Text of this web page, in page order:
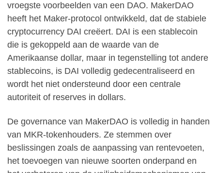
vroegste voorbeelden van een DAO. MakerDAO
heeft het Maker-protocol ontwikkeld, dat de stabiele
cryptocurrency DAI creëert. DAI is een stablecoin
die is gekoppeld aan de waarde van de
Amerikaanse dollar, maar in tegenstelling tot andere
stablecoins, is DAI volledig gedecentraliseerd en
wordt het niet ondersteund door een centrale
autoriteit of reserves in dollars.
De governance van MakerDAO is volledig in handen
van MKR-tokenhouders. Ze stemmen over
beslissingen zoals de aanpassing van rentevoeten,
het toevoegen van nieuwe soorten onderpand en